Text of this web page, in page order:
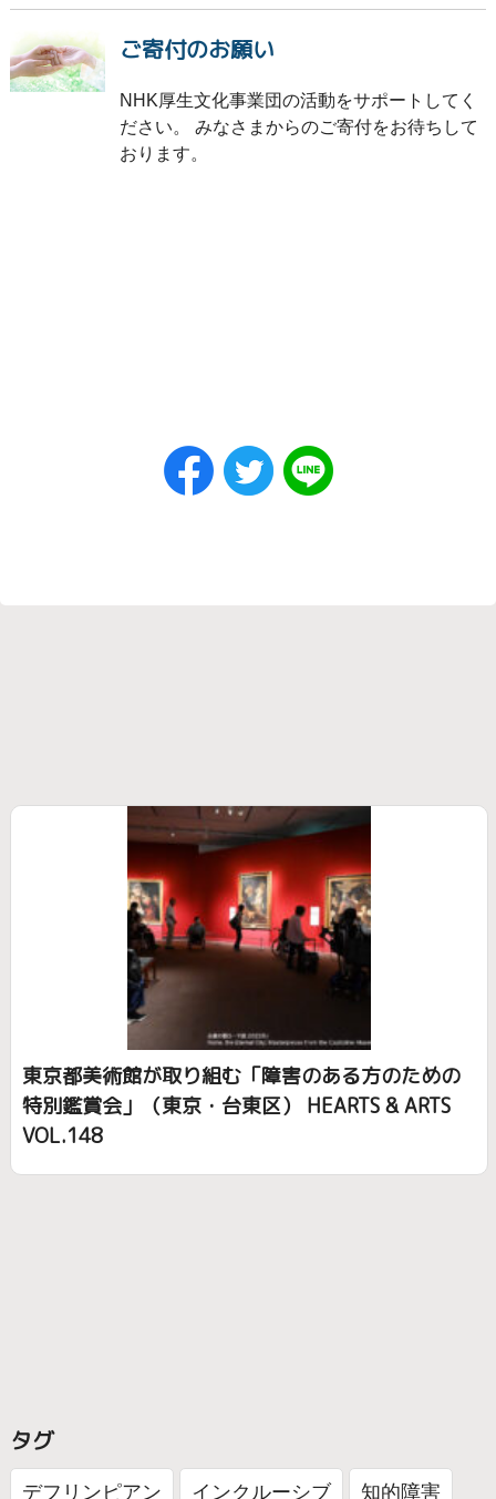
ご寄付のお願い
NHK厚生文化事業団の活動をサポートしてく
ださい。 みなさまからのご寄付をお待ちして
おります。
東京都美術館が取り組む「障害のある方のための
特別鑑賞会」（東京・台東区） HEARTS & ARTS
VOL.148
タグ
デフリンピアン インクルーシブ 知的障害